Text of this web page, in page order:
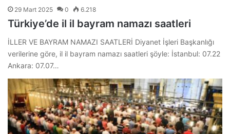
29 Mart 2025 0 6.218
Türkiye’de il il bayram namazı saatleri
İLLER VE BAYRAM NAMAZI SAATLERİ Diyanet İşleri Başkanlığı
verilerine göre, il il bayram namazı saatleri şöyle: İstanbul: 07.22
Ankara: 07.07…